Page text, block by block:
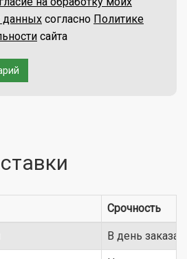
данных согласно Политике
сайта
Срочность
В день заказа